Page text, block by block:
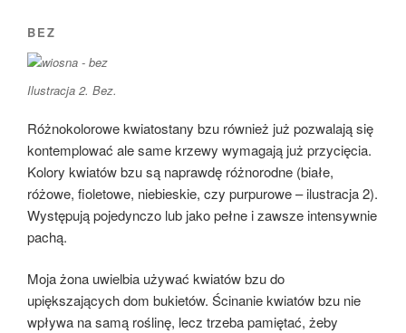
BEZ
Ilustracja 2. Bez.
Różnokolorowe kwiatostany bzu również już pozwalają się
kontemplować ale same krzewy wymagają już przycięcia.
Kolory kwiatów bzu są naprawdę różnorodne (białe,
różowe, fioletowe, niebieskie, czy purpurowe – ilustracja 2).
Występują pojedynczo lub jako pełne i zawsze intensywnie
pachą.
Moja żona uwielbia używać kwiatów bzu do
upiększających dom bukietów. Ścinanie kwiatów bzu nie
wpływa na samą roślinę, lecz trzeba pamiętać, żeby